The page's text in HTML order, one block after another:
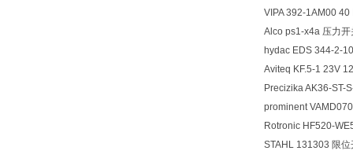
VIPA 392-1AM00
Alco ps1-x4a 压力开
hydac EDS 344-2-
Aviteq KF.5-1 23V
Precizika AK36-ST-
prominent
Rotronic HF520-
STAHL 131303 限位